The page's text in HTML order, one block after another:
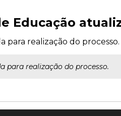
Educação
para realização do processo.
para realização do processo.